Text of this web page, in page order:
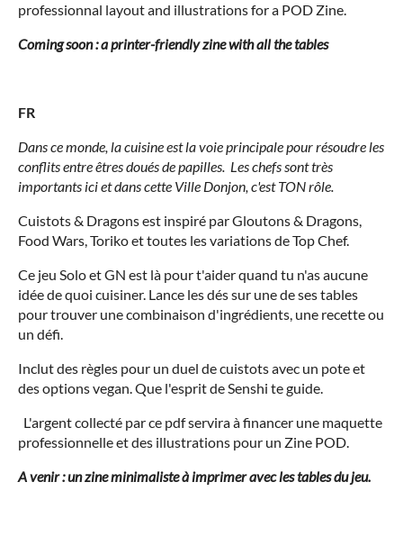
professionnal layout and illustrations for a POD Zine.
Coming soon : a printer-friendly zine with all the tables
FR
Dans ce monde, la cuisine est la voie principale pour résoudre les
conflits entre êtres doués de papilles. Les chefs sont très
importants ici et dans cette Ville Donjon, c'est TON rôle.
Cuistots & Dragons est inspiré par Gloutons & Dragons,
Food Wars, Toriko et toutes les variations de Top Chef.
Ce jeu Solo et GN est là pour t'aider quand tu n'as aucune
idée de quoi cuisiner. Lance les dés sur une de ses tables
pour trouver une combinaison d'ingrédients, une recette ou
un défi.
Inclut des règles pour un duel de cuistots avec un pote et
des options vegan. Que l'esprit de Senshi te guide.
L'argent collecté par ce pdf servira à financer une maquette
professionnelle et des illustrations pour un Zine POD.
A venir : un zine minimaliste à imprimer avec les tables du jeu.